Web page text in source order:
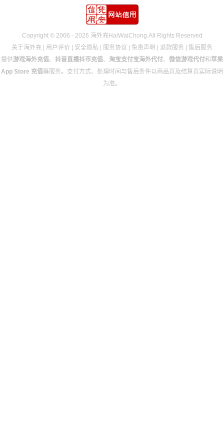
Copyright © 2006 - 2026 海外充HaiWaiChong.All Rights Reserved
关于海外充 | 用户评价 | 安全隐私 | 服务协议 | 免责声明 | 退款服务 | 售后服务
提供游戏海外充值、 抖音直播抖币充值、 淘宝支付宝海外代付、 微信游戏代付和 苹果
App Store 充值等服务。支付方式、处理时间与售后条件以商品页及结算页实际说明
为准。